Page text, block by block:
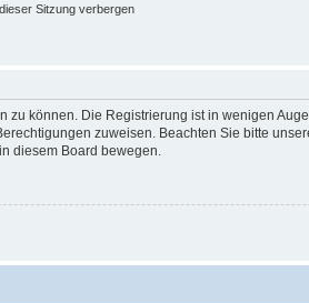
Sitzung verbergen
zu können. Die Registrierung ist in wenigen
zuweisen. Beachten Sie bitte
diesem Board bewegen.